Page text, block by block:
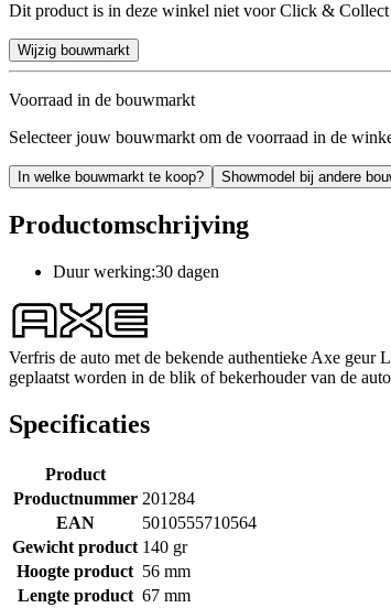
Dit product is in deze winkel niet voor Click & Collect
Wijzig bouwmarkt
Voorraad in de bouwmarkt
Selecteer jouw bouwmarkt om de voorraad in de
In welke bouwmarkt te koop? Showmodel bij andere
Productomschrijving
Duur werking:30 dagen
Verfris de auto met de bekende authentieke Axe
geplaatst worden in de blik of bekerhouder van de
Specificaties
Product
Productnummer 201284
EAN
5010555710564
Gewicht product 140 gr
Hoogte product 56 mm
Lengte product 67 mm